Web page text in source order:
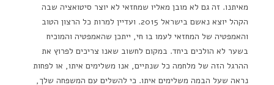
מאיתנו. זה גם לא מובן מאליו שמחזאי לא יוצר סיטואציה שבה
הקהל יוצא נאשם בישראל 2015. ועדיין למרות כל הרצון הטוב
והאמפטיה של המחזאי לעמו בו חי, ייתכן שהאמפטיה והמוכיח
בשער לא הולכים ביחד. במקום לחשוב שאנו צריכים לפרוץ את
ההרגל הזה של מלחמה כל שנתיים, אנו משלימים איתו, או לפחות
נראה שעל הבמה משלימים איתו. כי להשלים עם המשפחה שלך,